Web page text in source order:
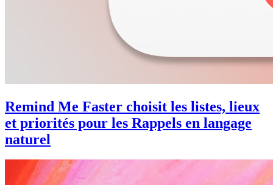
Remind Me Faster choisit les listes, lieux
et priorités pour les Rappels en langage
naturel